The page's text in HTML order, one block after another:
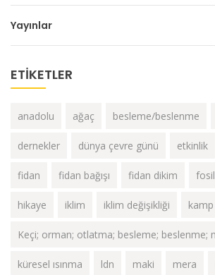
Yayınlar
ETIKETLER
anadolu ağaç besleme/beslenme
dernekler dünya çevre günü etkinlik
fidan fidan bağışı fidan dikim
hikaye iklim iklim değişikliği kamp
Keçi; orman; otlatma; besleme; beslenme;
küresel ısınma ldn maki mera